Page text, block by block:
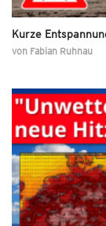
Kurze
von Fabian Ruhnau